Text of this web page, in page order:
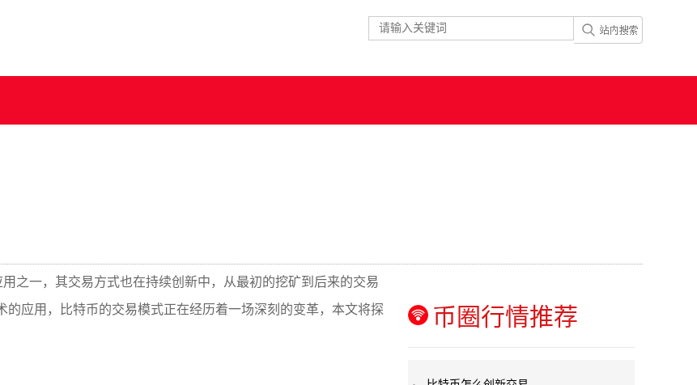
之一，其交易方式也在持续创新中，从最初的挖矿到后来的交易
应用，比特币的交易模式正在经历着一场深刻的变革，本文将探
币圈行情推荐